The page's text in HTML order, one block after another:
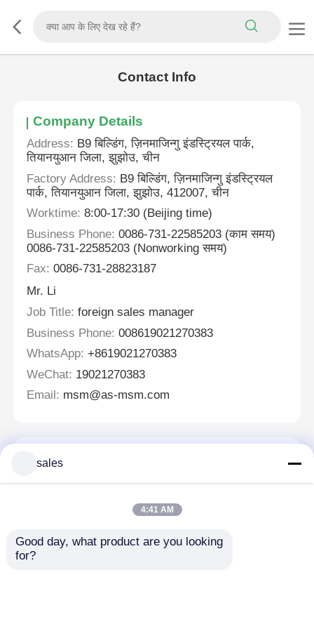
Contact Info
Company Details
Address: B9 बिल्डिंग, ज़िनमाजिन्गु इंडस्ट्रियल पार्क,
तियानयुआन जिला, झुझोउ, चीन
Factory Address: B9 बिल्डिंग, ज़िनमाजिन्गु इंडस्ट्रियल
पार्क, तियानयुआन जिला, झुझोउ, 412007, चीन
Worktime: 8:00-17:30 (Beijing time)
Business Phone: 0086-731-22585203 (काम समय)
0086-731-22585203 (Nonworking समय)
Fax: 0086-731-28823187
Mr. Li
Job Title: foreign sales manager
Business Phone: 008619021270383
WhatsApp: +8619021270383
WeChat: 19021270383
Email: msm@as-msm.com
sales
4:41 AM
Good day, what product are you looking
for?